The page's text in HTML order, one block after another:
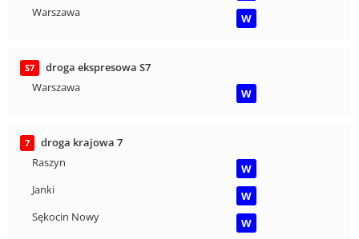
Warszawa
W
S7
droga ekspresowa S7
Warszawa
W
7
droga krajowa 7
Raszyn
W
Janki
W
Sękocin Nowy
W